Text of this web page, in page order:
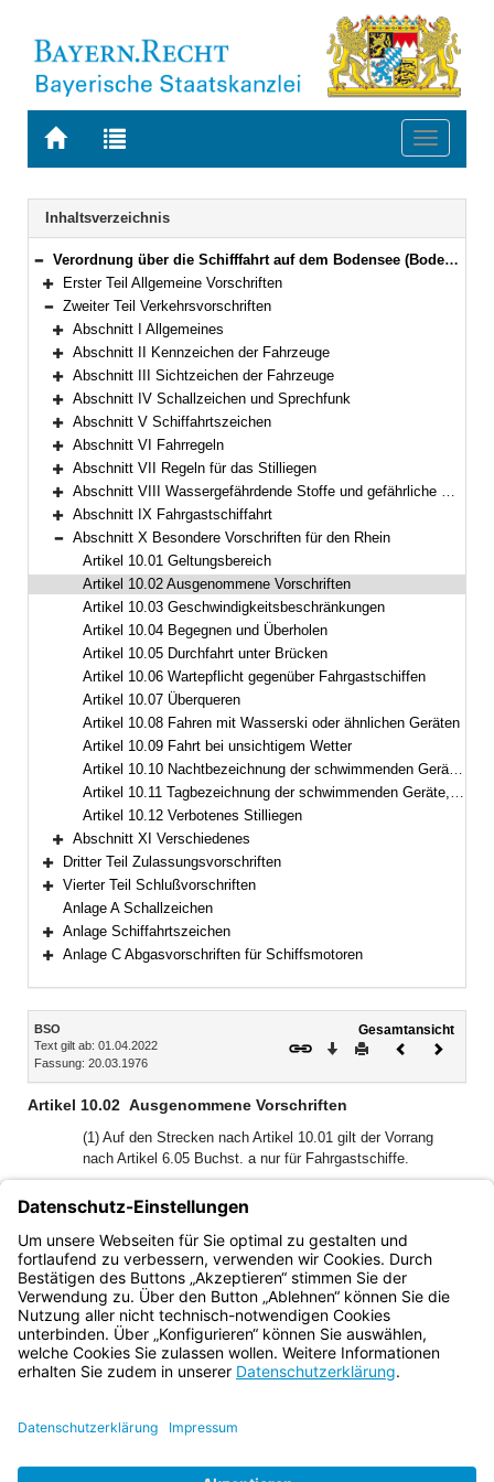
Zur
BAYERN.RECHT
Zur
letzten
Suche
Toggle
Navigation
Inhaltsverzeichnis
Bereich reduzieren
Verordnung über die Schifffahrt auf dem Bodensee (Bodensee-Schifffahrts-Ordnung – BSO) Vom 20. März 1976 (GVBl. S. 55)
Bereich erweitern
Erster Teil Allgemeine Vorschriften
Bereich reduzieren
Zweiter Teil Verkehrsvorschriften
Bereich erweitern
Abschnitt I Allgemeines
Bereich erweitern
Abschnitt II Kennzeichen der Fahrzeuge
Bereich erweitern
Abschnitt III Sichtzeichen der Fahrzeuge
Bereich erweitern
Abschnitt IV Schallzeichen und Sprechfunk
Bereich erweitern
Abschnitt V Schiffahrtszeichen
Bereich erweitern
Abschnitt VI Fahrregeln
Bereich erweitern
Abschnitt VII Regeln für das Stilliegen
Bereich erweitern
Abschnitt VIII Wassergefährdende Stoffe und gefährliche Güter
Bereich erweitern
Abschnitt IX Fahrgastschiffahrt
Bereich reduzieren
Abschnitt X Besondere Vorschriften für den Rhein
Artikel 10.01 Geltungsbereich
Artikel 10.02 Ausgenommene Vorschriften
Artikel 10.03 Geschwindigkeitsbeschränkungen
Artikel 10.04 Begegnen und Überholen
Artikel 10.05 Durchfahrt unter Brücken
Artikel 10.06 Wartepflicht gegenüber Fahrgastschiffen
Artikel 10.07 Überqueren
Artikel 10.08 Fahren mit Wasserski oder ähnlichen Geräten
Artikel 10.09 Fahrt bei unsichtigem Wetter
Artikel 10.10 Nachtbezeichnung der schwimmenden Geräte, der Fahrzeuge bei der Arbeit und der festgefahrenen oder gesunkenen Fahrzeuge
Artikel 10.11 Tagbezeichnung der schwimmenden Geräte, der Fahrzeuge bei der Arbeit und der festgefahrenen oder gesunkenen Fahrzeuge
Artikel 10.12 Verbotenes Stilliegen
Bereich erweitern
Abschnitt XI Verschiedenes
Bereich erweitern
Dritter Teil Zulassungsvorschriften
Bereich erweitern
Vierter Teil Schlußvorschriften
Anlage A Schallzeichen
Bereich erweitern
Anlage Schiffahrtszeichen
Anlage C Abgasvorschriften für Schiffsmotoren
Inhalt
BSO
Text gilt ab: 01.04.2022
Fassung: 20.03.1976
Gesamtansicht
Download
DruckenVorheriges
Artikel 10.02 Ausgenommene Vorschriften
(1) Auf den Strecken nach Artikel 10.01 gilt der Vorrang
nach Artikel 6.05 Buchst. a nur für Fahrgastschiffe.
Buchst. b bis f sowie Artikel 6.11 Abs. 1 und 2 nicht.
(3) Auf den Strecken nach Artikel 10.01 Buchst. b und c gilt
Artikel 6.07 nicht.
Bayern.de
BayernPortal
Impressum